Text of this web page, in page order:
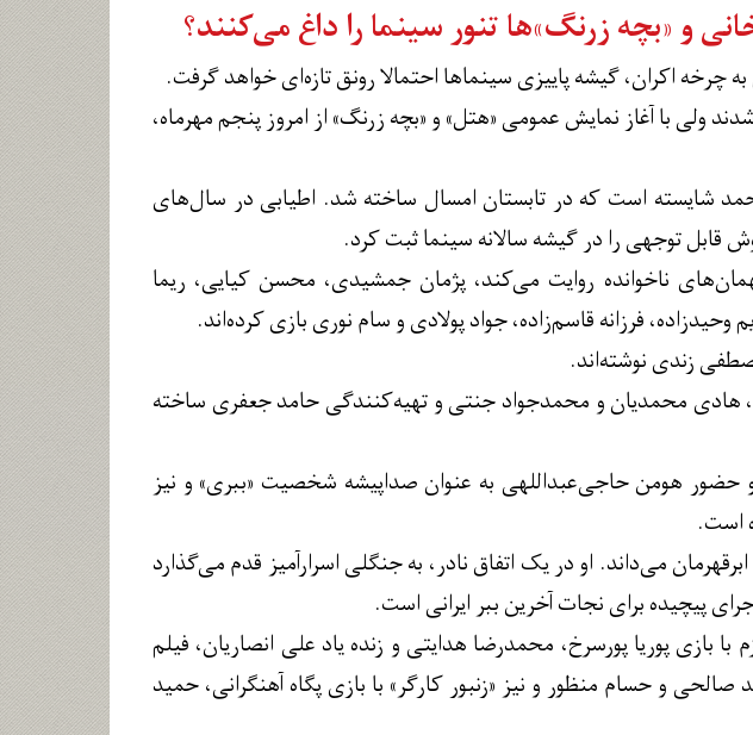
و «بچه زرنگ‌»ها تنور سینما را داغ می‌کنند؟
اکران، گیشه پاییزی سینماها احتمالا رونق تازه‌ای خواهد گرفت.
ولی با آغاز نمایش عمومی «هتل» و «بچه زرنگ» از امروز پنجم مهرماه،
شایسته است که در تابستان امسال ساخته شد. اطیابی در سال‌های
قابل توجهی را در گیشه سالانه سینما ثبت کرد.
ناخوانده روایت‌ می‌کند، پژمان جمشیدی، محسن کیایی، ریما
فرزانه قاسم‌زاده، جواد پولادی و سام نوری بازی کرده‌اند.
زندی نوشته‌اند.
هادی محمدیان و محمدجواد جنتی و تهیه‌کنندگی حامد جعفری ساخته
حضور هومن حاجی‌عبداللهی به عنوان صداپیشه شخصیت «ببری» و نیز
است.
می‌داند. او در یک اتفاق نادر، به جنگلی اسرارآمیز قدم می‌گذارد
پیچیده برای نجات آخرین ببر ایرانی است.
با بازی پوریا پورسرخ، محمدرضا هدایتی و زنده یاد علی انصاریان، فیلم
با بازی مجید صالحی و حسام منظور و نیز «زنبور کارگر» با بازی پگاه آهنگرانی، حمید